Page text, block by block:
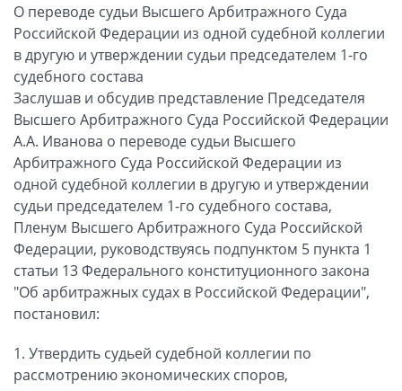
О переводе судьи Высшего Арбитражного Суда
Российской Федерации из одной судебной коллегии
в другую и утверждении судьи председателем 1-го
судебного состава
Заслушав и обсудив представление Председателя
Высшего Арбитражного Суда Российской Федерации
А.А. Иванова о переводе судьи Высшего
Арбитражного Суда Российской Федерации из
одной судебной коллегии в другую и утверждении
судьи председателем 1-го судебного состава,
Пленум Высшего Арбитражного Суда Российской
Федерации, руководствуясь подпунктом 5 пункта 1
статьи 13 Федерального конституционного закона
"Об арбитражных судах в Российской Федерации",
постановил:
1. Утвердить судьей судебной коллегии по
рассмотрению экономических споров,